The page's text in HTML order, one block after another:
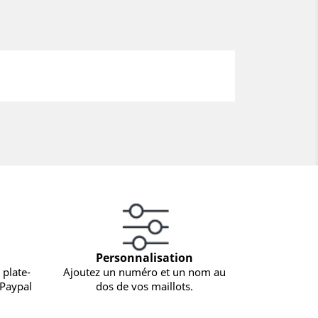
plate-
Personnalisation
Ajoutez un numéro et un nom au
dos de vos maillots.